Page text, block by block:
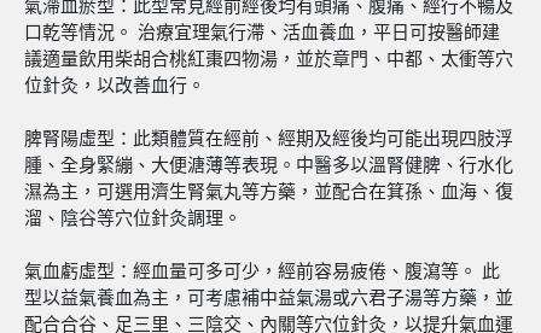
氣滯血瘀型：此型常見經前經後均有頭痛、腹痛、經行不暢及
口乾等情況。 治療宜理氣行滯、活血養血，平日可按醫師建
議適量飲用柴胡合桃紅棗四物湯，並於章門、中都、太衝等穴
位針灸，以改善血行。
脾腎陽虛型：此類體質在經前、經期及經後均可能出現四肢浮
腫、全身緊繃、大便溏薄等表現。中醫多以溫腎健脾、行水化
濕為主，可選用濟生腎氣丸等方藥，並配合在箕孫、血海、復
溜、陰谷等穴位針灸調理。
氣血虧虛型：經血量可多可少，經前容易疲倦、腹瀉等。 此
型以益氣養血為主，可考慮補中益氣湯或六君子湯等方藥，並
配合合谷、足三里、三陰交、內關等穴位針灸，以提升氣血運